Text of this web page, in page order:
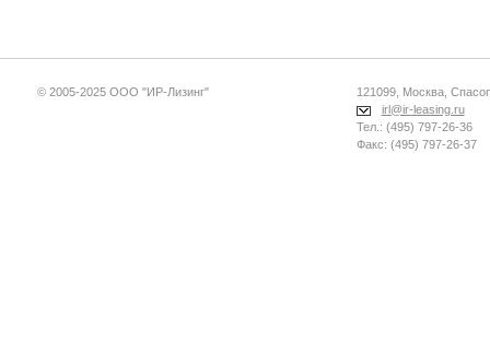
© 2005-2025 ООО "ИР-Лизинг"
121099, Москва,
irl@ir-leasing.ru
Тел.: (495) 797-26-36
Факс: (495) 797-26-37